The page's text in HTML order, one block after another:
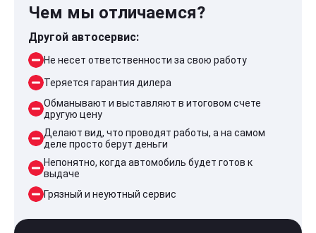
Чем мы отличаемся?
Другой автосервис:
Не несет ответственности за свою работу
Теряется гарантия дилера
Обманывают и выставляют в итоговом счете
другую цену
Делают вид, что проводят работы, а на самом
деле просто берут деньги
Непонятно, когда автомобиль будет готов к
выдаче
Грязный и неуютный сервис